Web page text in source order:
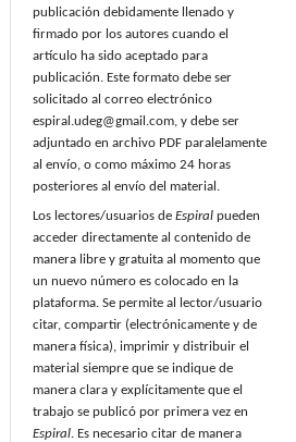
publicación debidamente llenado y
firmado por los autores cuando el
artículo ha sido aceptado para
publicación. Este formato debe ser
solicitado al correo electrónico
espiral.udeg@gmail.com, y debe ser
adjuntado en archivo PDF paralelamente
al envío, o como máximo 24 horas
posteriores al envío del material.
Los lectores/usuarios de Espiral pueden
acceder directamente al contenido de
manera libre y gratuita al momento que
un nuevo número es colocado en la
plataforma. Se permite al lector/usuario
citar, compartir (electrónicamente y de
manera física), imprimir y distribuir el
material siempre que se indique de
manera clara y explícitamente que el
trabajo se publicó por primera vez en
Espiral. Es necesario citar de manera